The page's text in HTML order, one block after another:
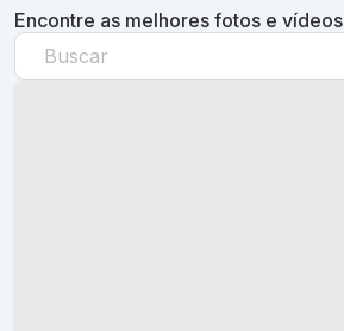
Encontre as melhores fotos e vídeos